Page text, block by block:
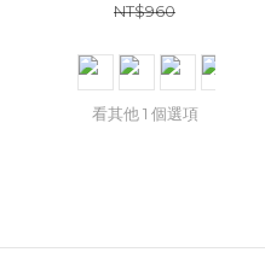
NT$960
看其他 1 個選項